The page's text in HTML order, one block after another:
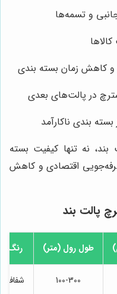
و تسمه‌ها
و کاهش زمان بسته بندی
در پالت‌های بعدی
بندی ناکارآمد
بند، نه تنها کیفیت بسته
اقتصادی و کاهش
پالت بند
طول رول (متر) رنگ
100-300 شفاف